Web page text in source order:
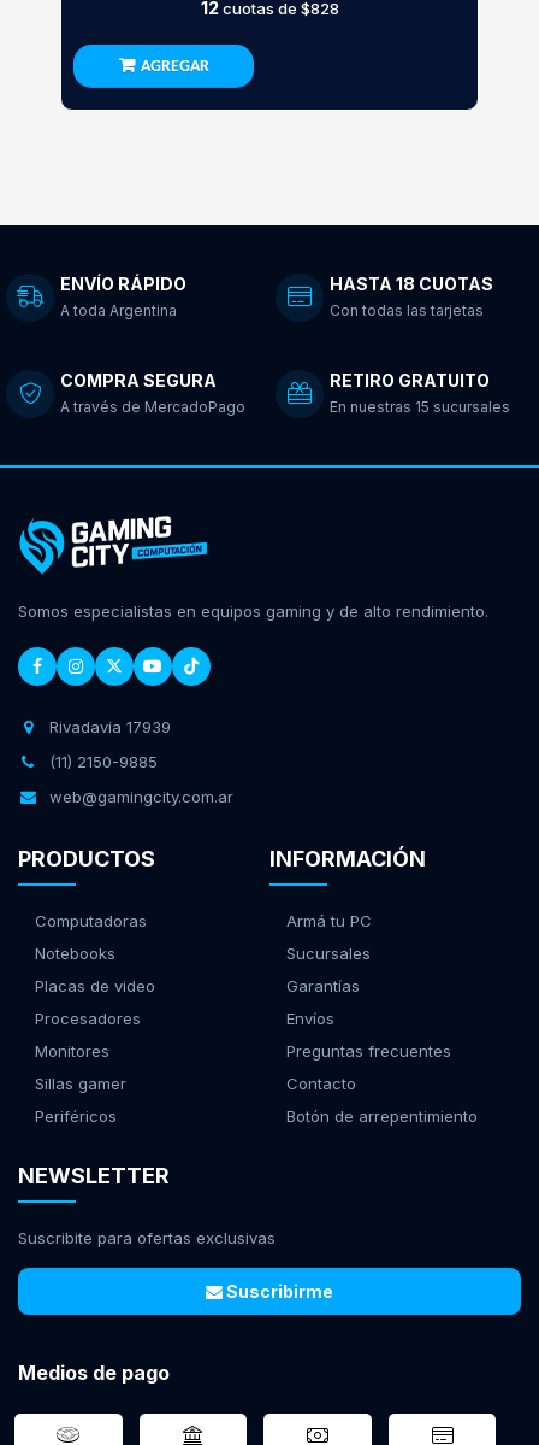
12cuotas de $828
AGREGAR
ENVÍO RÁPIDO
A toda Argentina
HASTA 18 CUOTAS
Con todas las tarjetas
COMPRA SEGURA
A través de MercadoPago
RETIRO GRATUITO
En nuestras 15 sucursales
Somos especialistas en equipos gaming y de alto rendimiento.
Rivadavia 17939
(11) 2150-9885
web@gamingcity.com.ar
PRODUCTOS
Computadoras
Notebooks
Placas de video
Procesadores
Monitores
Sillas gamer
Periféricos
INFORMACIÓN
Armá tu PC
Sucursales
Garantías
Envíos
Preguntas frecuentes
Contacto
Botón de arrepentimiento
NEWSLETTER
Suscribite para ofertas exclusivas
Suscribirme
Medios de pago